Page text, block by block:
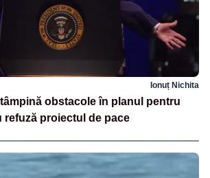
Ionuț Nichita
obstacole în planul pentru
refuză proiectul de pace